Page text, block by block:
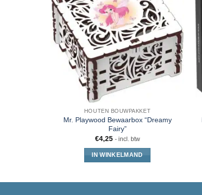
HOUTEN BOUWPAKKET
Mr. Playwood Bewaarbox “Dreamy
Fairy”
€4,25 - incl. btw
IN WINKELMAND